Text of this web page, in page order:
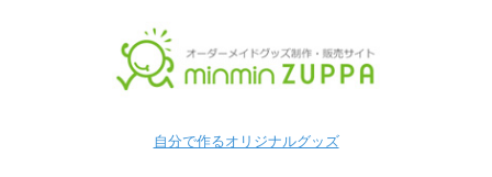
自分で作るオリジナルグッズ